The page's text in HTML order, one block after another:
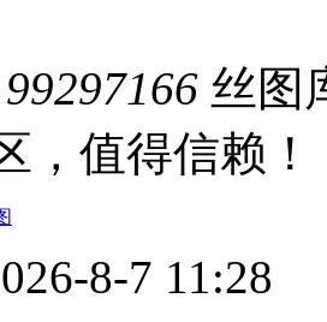
丝图
，值得信赖！
8-7 11:28